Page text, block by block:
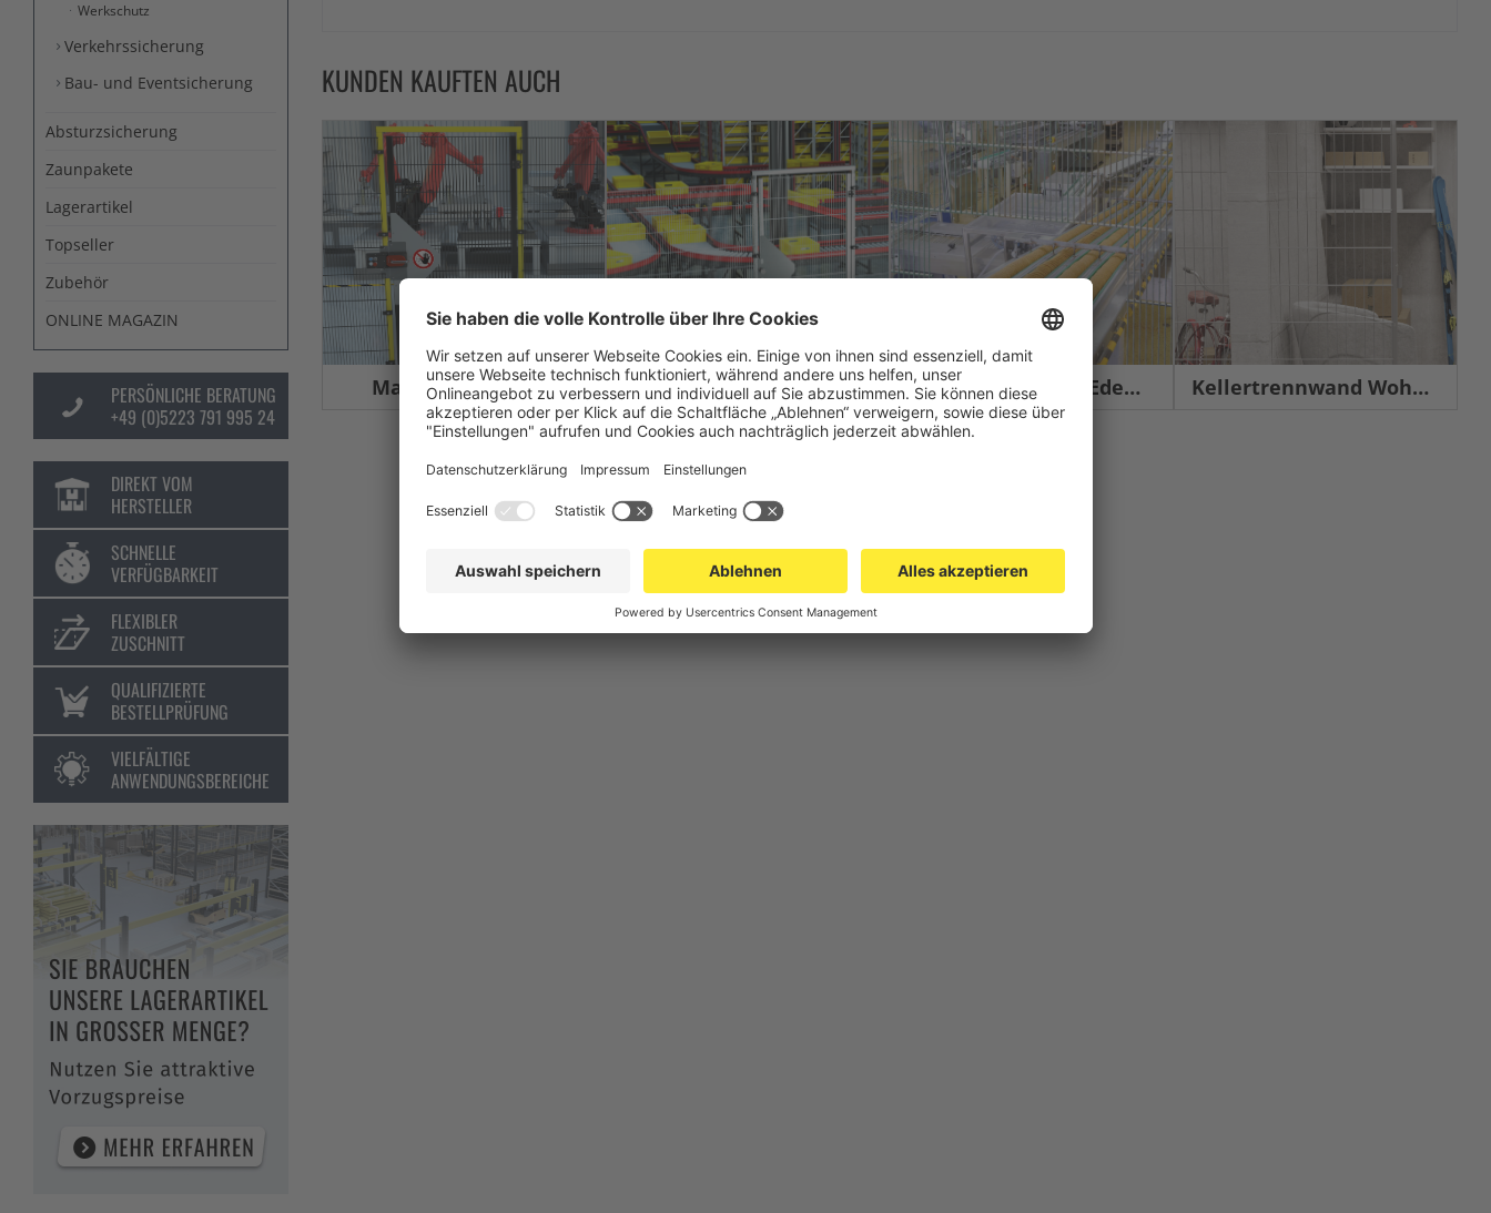
Werkschutz
Verkehrssicherung
Bau- und Eventsicherung
Absturzsicherung
Zaunpakete
Lagerartikel
Topseller
Zubehör
ONLINE MAGAZIN
PERSÖNLICHE BERATUNG
+49 (0)5223 791 995 24
DIREKT VOM
HERSTELLER
SCHNELLE
VERFÜGBARKEIT
FLEXIBLER
ZUSCHNITT
QUALIFIZIERTE
BESTELLPRÜFUNG
VIELFÄLTIGE
ANWENDUNGSBEREICHE
KUNDEN KAUFTEN AUCH
Maschinenschutz Gittertrennwand Lager & Logistik Maschinenschutz Edelstahl Kellertrennwand Wohnbau